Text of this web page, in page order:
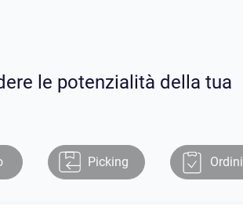
le potenzialità della tua
Picking Ordini